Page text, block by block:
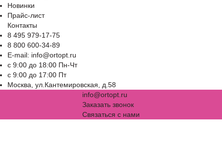
Новинки
Прайс-лист
Контакты
8 495 979-17-75
8 800 600-34-89
E-mail: info@ortopt.ru
c 9:00 до 18:00 Пн-Чт
c 9:00 до 17:00 Пт
Москва, ул.Кантемировская, д.58
info@ortopt.ru
Заказать звонок
Связаться с нами